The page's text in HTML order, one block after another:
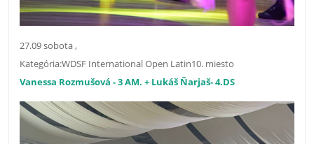
27.09 sobota ,
Kategória:WDSF International Open Latin10. miesto
Vanessa Rozmušová - 3 AM. + Lukáš Ňarjaš- 4.DS